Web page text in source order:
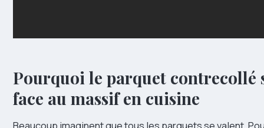
Pourquoi le parquet contrecollé
face au massif en cuisine